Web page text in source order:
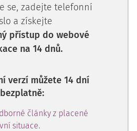
se, zadejte telefonní
a získejte
přístup do webové
na 14 dnů.
verzí můžete 14 dní
bezplatně:
články z placené
situace.